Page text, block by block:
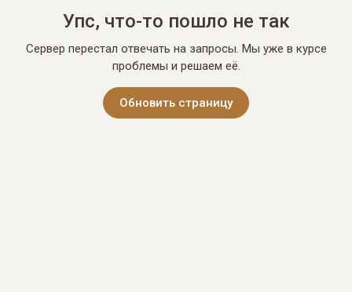
Упс, что-то пошло не так
Сервер перестал отвечать на запросы. Мы уже в курсе
проблемы и решаем её.
Обновить страницу